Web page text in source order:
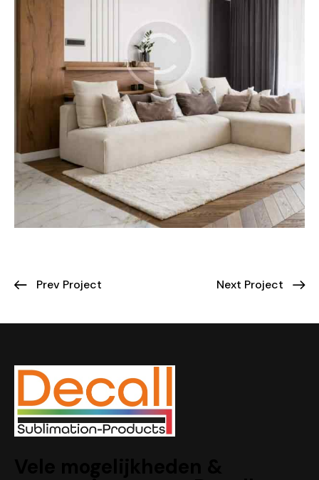
Prev Project Next Project